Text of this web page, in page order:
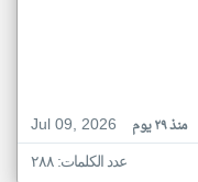
Jul 09, 2026
منذ ٢٩ يوم
عدد الكلمات: ٢٨٨